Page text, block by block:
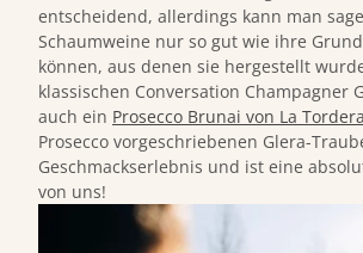
entscheidend, allerdings kann man
Schaumweine nur so gut wie ihre
können, aus denen sie hergestellt
klassischen Conversation Champagner
auch ein Prosecco Brunai von La Tordera
Prosecco vorgeschriebenen Glera-
Geschmackserlebnis und ist eine
von uns!